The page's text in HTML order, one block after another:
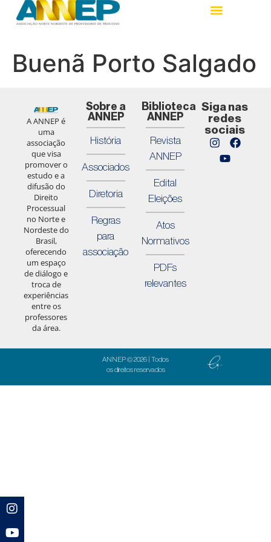
Buenã Porto Salgado
A ANNEP é
uma
associação
que visa
promover o
estudo e a
difusão do
Direito
Processual
no Norte e
Nordeste do
Brasil,
oferecendo
um espaço
de diálogo e
troca de
experiências
entre os
professores
da área.
Sobre a
ANNEP
História
Associados
Diretoria
Regras
para
associação
Biblioteca
ANNEP
Revista
ANNEP
Edital
Eleições
Atos
Normativos
PDFs
relevantes
Siga nas
redes
sociais
ANNEP © 2026 | Todos
os direitos reservados